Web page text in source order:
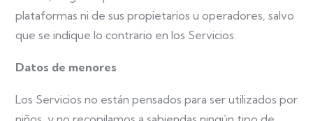
plataformas ni de sus propietarios u operadores, salvo
que se indique lo contrario en los Servicios.
Datos de menores
Los Servicios no están pensados para ser utilizados por